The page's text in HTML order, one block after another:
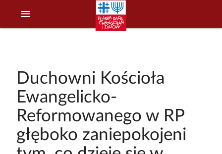
menu
Duchowni Kościoła
Ewangelicko-
Reformowanego w RP
głęboko zaniepokojeni